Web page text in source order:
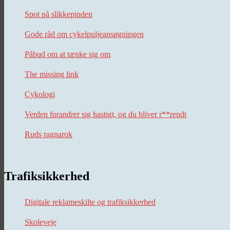
Spot på slikkepinden
Gode råd om cykelpuljeansøgningen
Påbud om at tænke sig om
The missing link
Cykologi
Verden forandrer sig hastigt, og du bliver r**rendt
Ruds ragnarok
Trafiksikkerhed
Digitale reklameskilte og trafiksikkerhed
Skoleveje